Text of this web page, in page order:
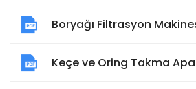
Boryağı Filtrasyon
Keçe ve Oring Takma